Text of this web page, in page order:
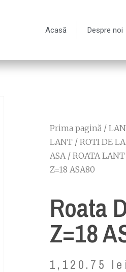
Acasă Despre noi
Prima pagină /
LANT / ROTI DE
ASA/ ROATA
Z=18 ASA80
Roata
Z=18
1,120.75 lei